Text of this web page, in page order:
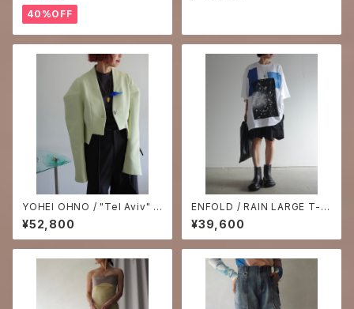
40%OFF
YOHEI OHNO / "Tel Aviv" S
hort jacket
¥52,800
ENFOLD / RAIN LARGE T-S
HIRT ₋white-
¥39,600